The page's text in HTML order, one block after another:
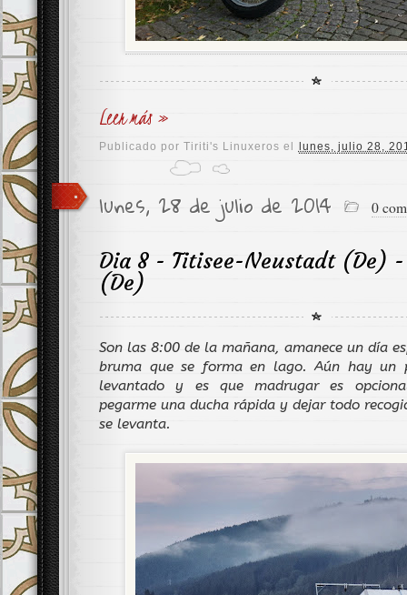
Leer más »
Publicado porTiriti's Linuxeros el lunes, julio 28,
lunes, 28 de julio de 2014 0
Dia 8 - Titisee-Neustadt (De)
(De)
Son las 8:00 de la mañana, amanece un día
bruma que se forma en lago. Aún hay un
levantado y es que madrugar es
pegarme una ducha rápida y dejar todo
se levanta.